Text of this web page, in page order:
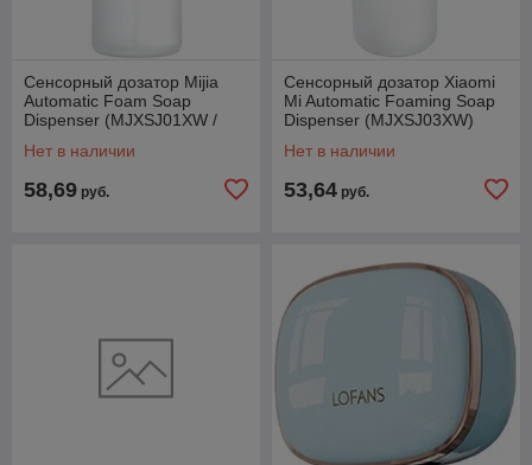
Сенсорный дозатор Mijia
Automatic Foam Soap
Dispenser (MJXSJ01XW /
Нет в наличии
58,69 руб.
Сенсорный дозатор Xiaomi
Mi Automatic Foaming Soap
Dispenser (MJXSJ03XW)
версия)
Нет в наличии
53,64 руб.